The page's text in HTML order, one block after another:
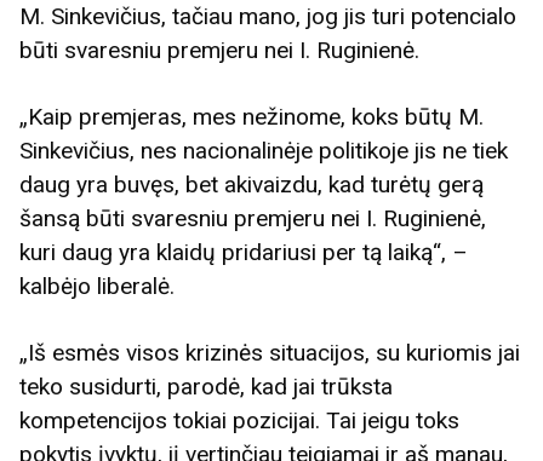
M. Sinkevičius, tačiau mano, jog jis turi potencialo
būti svaresniu premjeru nei I. Ruginienė.
„Kaip premjeras, mes nežinome, koks būtų M.
Sinkevičius, nes nacionalinėje politikoje jis ne tiek
daug yra buvęs, bet akivaizdu, kad turėtų gerą
šansą būti svaresniu premjeru nei I. Ruginienė,
kuri daug yra klaidų pridariusi per tą laiką“, –
kalbėjo liberalė.
„Iš esmės visos krizinės situacijos, su kuriomis jai
teko susidurti, parodė, kad jai trūksta
kompetencijos tokiai pozicijai. Tai jeigu toks
pokytis įvyktų, jį vertinčiau teigiamai ir aš manau,